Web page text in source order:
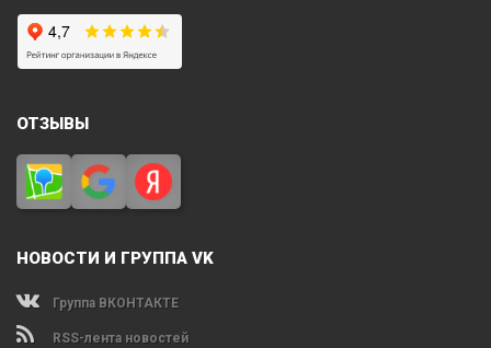
ОТЗЫВЫ
НОВОСТИ И ГРУППА VK
Группа ВКОНТАКТЕ
RSS-лента новостей